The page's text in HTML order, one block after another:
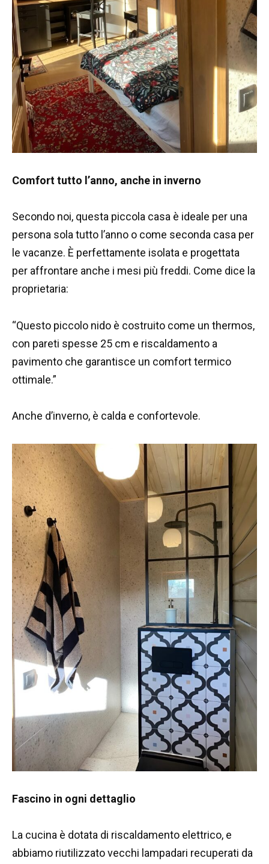
Comfort tutto l’anno, anche in inverno
Secondo noi, questa piccola casa è ideale per una
persona sola tutto l’anno o come seconda casa per
le vacanze. È perfettamente isolata e progettata
per affrontare anche i mesi più freddi. Come dice la
proprietaria:
“Questo piccolo nido è costruito come un thermos,
con pareti spesse 25 cm e riscaldamento a
pavimento che garantisce un comfort termico
ottimale.”
Anche d’inverno, è calda e confortevole.
Fascino in ogni dettaglio
La cucina è dotata di riscaldamento elettrico, e
abbiamo riutilizzato vecchi lampadari recuperati da